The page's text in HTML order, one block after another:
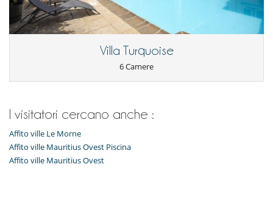
Personale
Donna delle pulizie
Villa Turquoise
6 Camere
I visitatori cercano anche :
Affito ville Le Morne
Affito ville Mauritius Ovest Piscina
Affito ville Mauritius Ovest